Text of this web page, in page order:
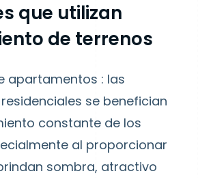
que utilizan
de terrenos
apartamentos : las
se benefician
constante de los
al proporcionar
sombra, atractivo